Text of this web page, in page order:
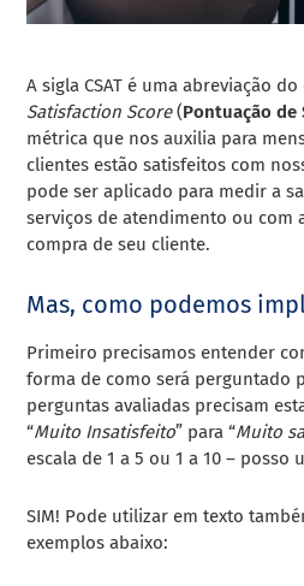
A sigla CSAT é uma abreviação
Satisfaction Score(Pontuação de
métrica que nos auxilia para
clientes estão satisfeitos com
pode ser aplicado para medir a
serviços de atendimento ou com
compra de seu cliente.
Mas, como podemos
Primeiro precisamos entender
forma de como será perguntado
perguntas avaliadas precisam
“Muito Insatisfeito” para “Muito
escala de 1 a 5 ou 1 a 10 – posso
SIM! Pode utilizar em texto
exemplos abaixo: